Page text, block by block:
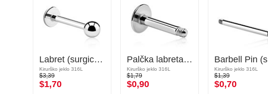
Labret (surgical steel, silver, shiny finish)
Kirurško jeklo 316L
$3,39
$1,70
Palčka labreta (kirurško jeklo, srebrna, sijoč zaključek)
Kirurško jeklo 316L
$1,79
$0,90
Kirurško jeklo 316L
$1,39
$0,70